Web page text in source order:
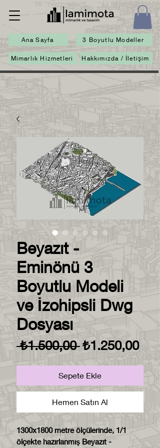
Ana Sayfa 3 Boyutlu Modeller
Mimarlık Hizmetleri Hakkımızda / İletişim
Beyazıt -
Eminönü 3
Boyutlu Modeli
ve İzohipsli Dwg
Dosyası
₺1.500,00 Normal
Fiyat
₺1.250,00
Fiyat
Sepete Ekle
Hemen Satın Al
1300x1800 metre ölçülerinde, 1/1
ölçekte hazırlanmış Beyazıt -